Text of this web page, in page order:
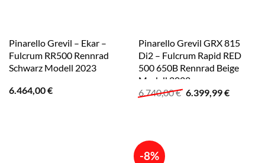
Pinarello Grevil – Ekar –
Fulcrum RR500 Rennrad
Schwarz Modell 2023
6.464,00€
Pinarello Grevil GRX 815
Di2 – Fulcrum Rapid RED
500 650B Rennrad Beige
Modell 2022
6.740,00€ Ursprünglicher
6.399,99€
-8%